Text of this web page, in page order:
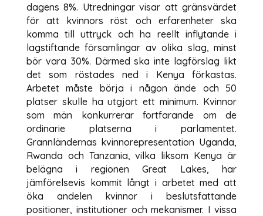
dagens 8%. Utredningar visar att gränsvärdet
för att kvinnors röst och erfarenheter ska
komma till uttryck och ha reellt inflytande i
lagstiftande församlingar av olika slag, minst
bör vara 30%. Därmed ska inte lagförslag likt
det som röstades ned i Kenya förkastas.
Arbetet måste börja i någon ände och 50
platser skulle ha utgjort ett minimum. Kvinnor
som män konkurrerar fortfarande om de
ordinarie platserna i parlamentet.
Grannländernas kvinnorepresentation Uganda,
Rwanda och Tanzania, vilka liksom Kenya är
belägna i regionen Great Lakes, har
jämförelsevis kommit långt i arbetet med att
öka andelen kvinnor i beslutsfattande
positioner, institutioner och mekanismer. I vissa